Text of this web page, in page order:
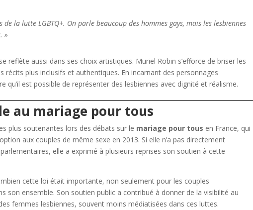
de la lutte LGBTQ+. On parle beaucoup des hommes gays, mais les lesbiennes
»
reflète aussi dans ses choix artistiques. Muriel Robin s’efforce de briser les
récits plus inclusifs et authentiques. En incarnant des personnages
qu’il est possible de représenter des lesbiennes avec dignité et réalisme.
au mariage pour tous
plus soutenantes lors des débats sur le mariage pour tous en France, qui
aux couples de même sexe en 2013. Si elle n’a pas directement
elle a exprimé à plusieurs reprises son soutien à cette
cette loi était importante, non seulement pour les couples
son ensemble. Son soutien public a contribué à donner de la visibilité au
femmes lesbiennes, souvent moins médiatisées dans ces luttes.